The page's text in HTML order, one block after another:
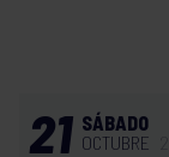
21 SÁBADO
OCTUBRE